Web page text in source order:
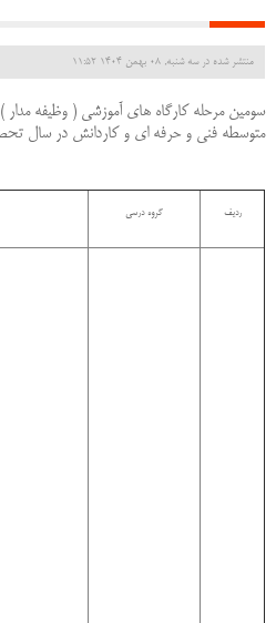
منتشر شده در سه شنبه, 08 بهمن 1404 11:52
سومین مرحله کارگاه های آموزشی ( وظیفه
متوسطه فنی و حرفه ای و کاردانش در سال تحصیلی
ردیف گروه درسی